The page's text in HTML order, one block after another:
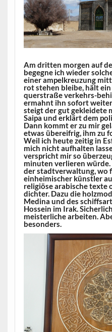
Am dritten morgen auf
begegne ich wieder
einer ampelkreuzung
rot stehen bleibe, hält
querstraße verkehrs-
ermahnt ihn sofort
steigt der gut gekleidete
Saipa und erklärt dem
Dann kommt er zu mir
etwas übereifrig, ihm zu
Weil ich heute zeitig in
mich nicht aufhalten
verspricht mir so
minuten verlieren
der stadtverwaltung, wo
einheimischer künstler
religiöse arabische texte
dichter. Dazu die
Medina und des
Hossein im Irak.
meisterliche arbeiten.
besonders.